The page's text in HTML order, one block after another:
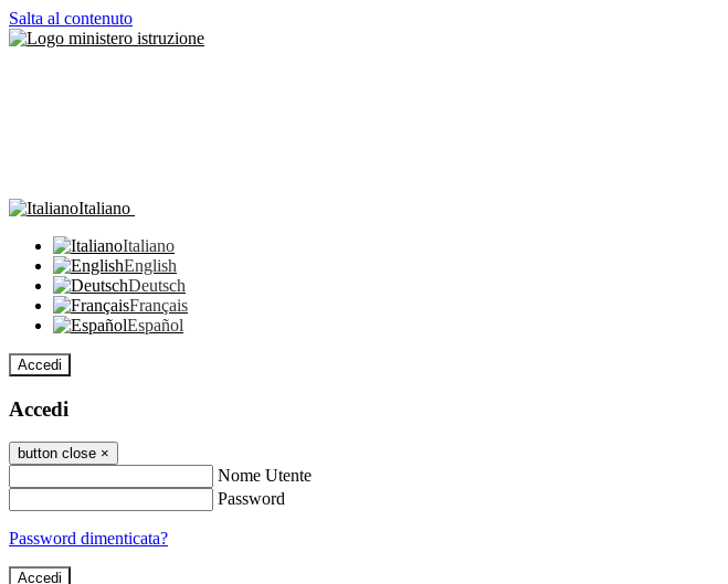
Salta al contenuto
Italiano
Italiano
English
Deutsch
Français
Español
Accedi
Accedi
button close ×
Nome Utente
Password
Password dimenticata?